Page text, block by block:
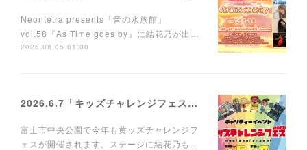
Neontetra presents「音の水族館」
vol.58『As Time goes by』に結花乃が出…
2026.08.05 01:00
2026.6.7「キッズチャレンジフェス」に出演します。
富士市中央公園で今年も黄ッズチャレンジフ
ェスが開催されます。ステージに結花乃も…